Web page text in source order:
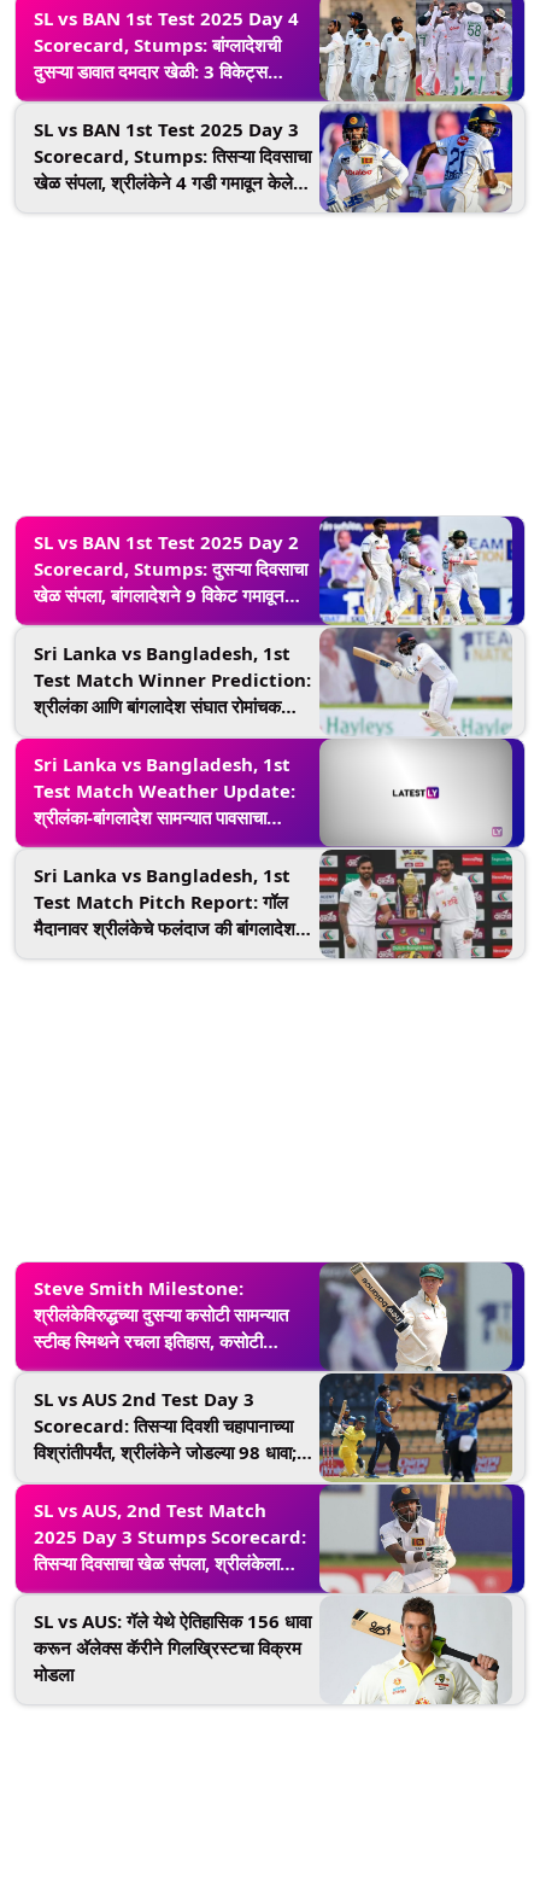
माजवला धुमाकूळ
SL vs BAN 1st Test 2025 Day 4
Scorecard, Stumps: बांग्लादेशची
दुसऱ्या डावात दमदार खेळी: 3 विकेट्स
गमावून केल्या 177 धावा, श्रीलंकेवर 187
धावांची आघाडी
SL vs BAN 1st Test 2025 Day 3
Scorecard, Stumps: तिसऱ्या दिवसाचा
खेळ संपला, श्रीलंकेने 4 गडी गमावून केले
SL vs BAN 1st Test 2025 Day 2
Scorecard, Stumps: दुसऱ्या दिवसाचा
खेळ संपला, बांगलादेशने 9 विकेट गमावून
केल्या 484 धावा; श्रीलंकेच्या गोलंदाजांनी
केले पुनरागमन
Sri Lanka vs Bangladesh, 1st
Test Match Winner Prediction:
श्रीलंका आणि बांगलादेश संघात रोमांचक
सामना सुरू; कोणता संघ जिंकू शकतो जाणून
घ्या
Sri Lanka vs Bangladesh, 1st
Test Match Weather Update:
श्रीलंका-बांगलादेश सामन्यात पावसाचा
व्यत्यत? हवामान अहवाल काय सांगतो पहा
Sri Lanka vs Bangladesh, 1st
Test Match Pitch Report: गॉल
मैदानावर श्रीलंकेचे फलंदाज की बांगलादेशचे
Steve Smith Milestone:
श्रीलंकेविरुद्धच्या दुसऱ्या कसोटी सामन्यात
स्टीव्ह स्मिथने रचला इतिहास, कसोटी
क्रिकेटमध्ये 200 झेल घेणारा पहिला
ऑस्ट्रेलियन क्षेत्ररक्षक ठरला
SL vs AUS 2nd Test Day 3
Scorecard: तिसऱ्या दिवशी चहापानाच्या
विश्रांतीपर्यंत, श्रीलंकेने जोडल्या 98 धावा;
ऑस्ट्रेलिया 59 धावांनी पुढे
SL vs AUS, 2nd Test Match
2025 Day 3 Stumps Scorecard:
तिसऱ्या दिवसाचा खेळ संपला, श्रीलंकेला
पराभवाचा धोका; कुसल मेंडिसकडून चौथ्या
दिवशी मोठ्या खेळीची अपेक्षा; येथे पाहा
स्कोरकार्ड
SL vs AUS: गॅले येथे ऐतिहासिक 156 धावा
करून अ‍ॅलेक्स कॅरीने गिलख्रिस्टचा विक्रम
मोडला